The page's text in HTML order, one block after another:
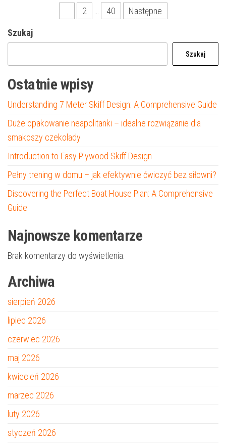
Stronicowanie
wpisów
2 40 Następne
Szukaj
Szukaj
Ostatnie wpisy
Understanding 7 Meter Skiff Design: A Comprehensive Guide
Duże opakowanie neapolitanki – idealne rozwiązanie dla
smakoszy czekolady
Introduction to Easy Plywood Skiff Design
Pełny trening w domu – jak efektywnie ćwiczyć bez siłowni?
Discovering the Perfect Boat House Plan: A Comprehensive
Guide
Najnowsze komentarze
Brak komentarzy do wyświetlenia.
Archiwa
sierpień 2026
lipiec 2026
czerwiec 2026
maj 2026
kwiecień 2026
marzec 2026
luty 2026
styczeń 2026